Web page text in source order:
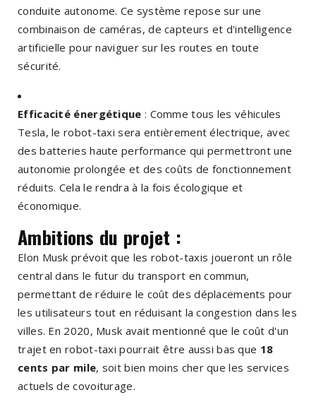
conduite autonome. Ce système repose sur une
combinaison de caméras, de capteurs et d'intelligence
artificielle pour naviguer sur les routes en toute
sécurité.
Efficacité énergétique : Comme tous les véhicules
Tesla, le robot-taxi sera entièrement électrique, avec
des batteries haute performance qui permettront une
autonomie prolongée et des coûts de fonctionnement
réduits. Cela le rendra à la fois écologique et
économique.
Ambitions du projet :
Elon Musk prévoit que les robot-taxis joueront un rôle
central dans le futur du transport en commun,
permettant de réduire le coût des déplacements pour
les utilisateurs tout en réduisant la congestion dans les
villes. En 2020, Musk avait mentionné que le coût d'un
trajet en robot-taxi pourrait être aussi bas que 18
cents par mile, soit bien moins cher que les services
actuels de covoiturage.